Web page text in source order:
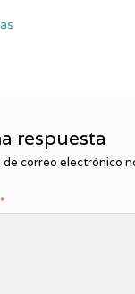
respuesta
de correo electrónico
*